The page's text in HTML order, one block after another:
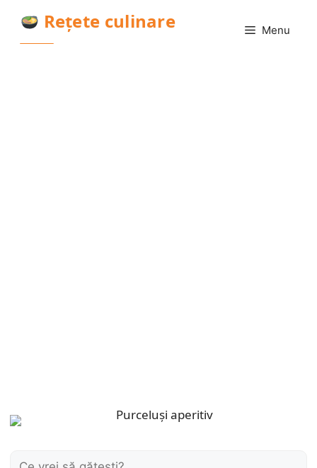
conținut
Rețete culinare Menu
Caută: